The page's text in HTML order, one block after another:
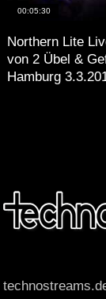
00:05:30
Northern Lite
von 2 Übel &
Hamburg